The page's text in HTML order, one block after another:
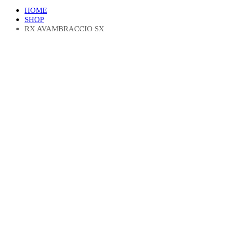
HOME
SHOP
RX AVAMBRACCIO SX